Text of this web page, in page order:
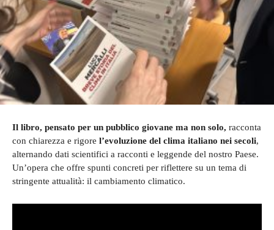
Il libro, pensato per un pubblico giovane ma non solo, racconta
con chiarezza e rigore l’evoluzione del clima italiano nei secoli,
alternando dati scientifici a racconti e leggende del nostro Paese.
Un’opera che offre spunti concreti per riflettere su un tema di
stringente attualità: il cambiamento climatico.